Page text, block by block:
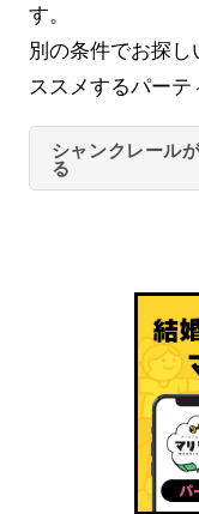
す。
別の条件でお探
ススメするパー
シャンクレール
る